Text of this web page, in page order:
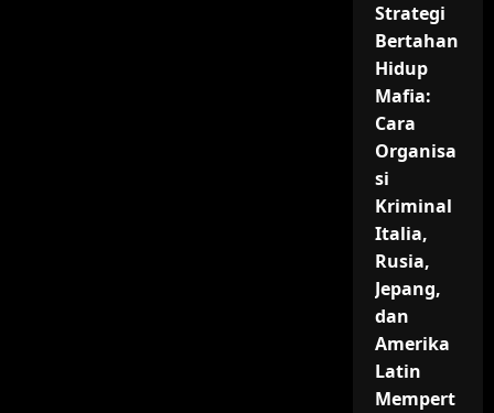
Strategi
Bertahan
Hidup
Mafia:
Cara
Organisa
si
Kriminal
Italia,
Rusia,
Jepang,
dan
Amerika
Latin
Mempert